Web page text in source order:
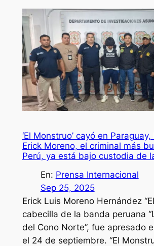
‘El Monstruo’ cayó en Paraguay,
Erick Moreno, el criminal más
Perú, ya está bajo custodia de
En: Prensa Internacional
Sep 25, 2025
Erick Luis Moreno Hernández
cabecilla de la banda peruana
del Cono Norte”, fue apresado
el 24 de septiembre. “El